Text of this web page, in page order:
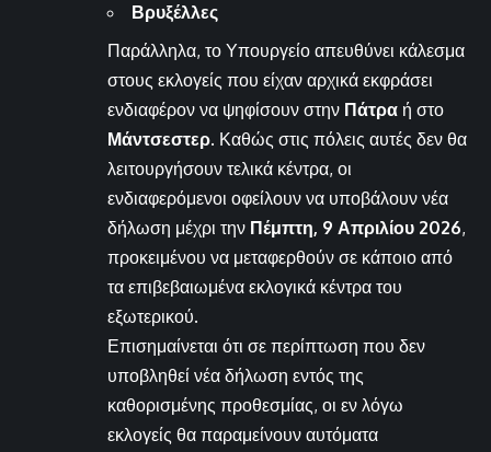
Βρυξέλλες
Παράλληλα, το Υπουργείο απευθύνει κάλεσμα
στους εκλογείς που είχαν αρχικά εκφράσει
ενδιαφέρον να ψηφίσουν στην Πάτρα ή στο
Μάντσεστερ. Καθώς στις πόλεις αυτές δεν θα
λειτουργήσουν τελικά κέντρα, οι
ενδιαφερόμενοι οφείλουν να υποβάλουν νέα
δήλωση μέχρι την Πέμπτη, 9 Απριλίου 2026,
προκειμένου να μεταφερθούν σε κάποιο από
τα επιβεβαιωμένα εκλογικά κέντρα του
εξωτερικού.
Επισημαίνεται ότι σε περίπτωση που δεν
υποβληθεί νέα δήλωση εντός της
καθορισμένης προθεσμίας, οι εν λόγω
εκλογείς θα παραμείνουν αυτόματα